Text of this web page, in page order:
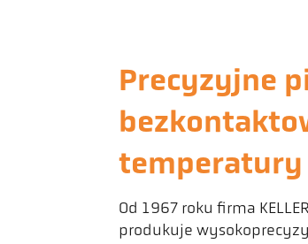
Precyzyjne
temperatury
Od 1967 roku firma
produkuje